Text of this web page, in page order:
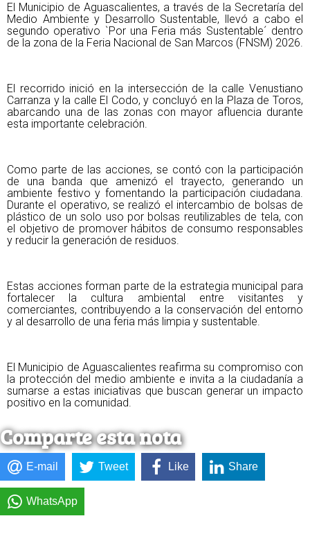
El Municipio de Aguascalientes, a través de la Secretaría del
Medio Ambiente y Desarrollo Sustentable, llevó a cabo el
segundo operativo `Por una Feria más Sustentable´ dentro
de la zona de la Feria Nacional de San Marcos (FNSM) 2026.
El recorrido inició en la intersección de la calle Venustiano
Carranza y la calle El Codo, y concluyó en la Plaza de Toros,
abarcando una de las zonas con mayor afluencia durante
esta importante celebración.
Como parte de las acciones, se contó con la participación
de una banda que amenizó el trayecto, generando un
ambiente festivo y fomentando la participación ciudadana.
Durante el operativo, se realizó el intercambio de bolsas de
plástico de un solo uso por bolsas reutilizables de tela, con
el objetivo de promover hábitos de consumo responsables
y reducir la generación de residuos.
Estas acciones forman parte de la estrategia municipal para
fortalecer la cultura ambiental entre visitantes y
comerciantes, contribuyendo a la conservación del entorno
y al desarrollo de una feria más limpia y sustentable.
El Municipio de Aguascalientes reafirma su compromiso con
la protección del medio ambiente e invita a la ciudadanía a
sumarse a estas iniciativas que buscan generar un impacto
positivo en la comunidad.
Comparte esta nota
E-mail Tweet Like Share
WhatsApp